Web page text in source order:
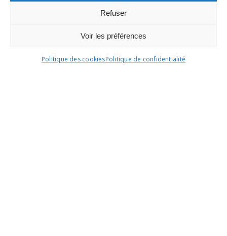
Refuser
Voir les préférences
Politique des cookiesPolitique de confidentialité